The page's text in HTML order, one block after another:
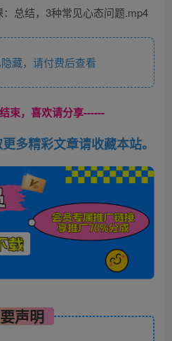
总结，3种常见心态问题.mp4
藏，请付费后查看
束，喜欢请分享------
多精彩文章请收藏本站。
声明